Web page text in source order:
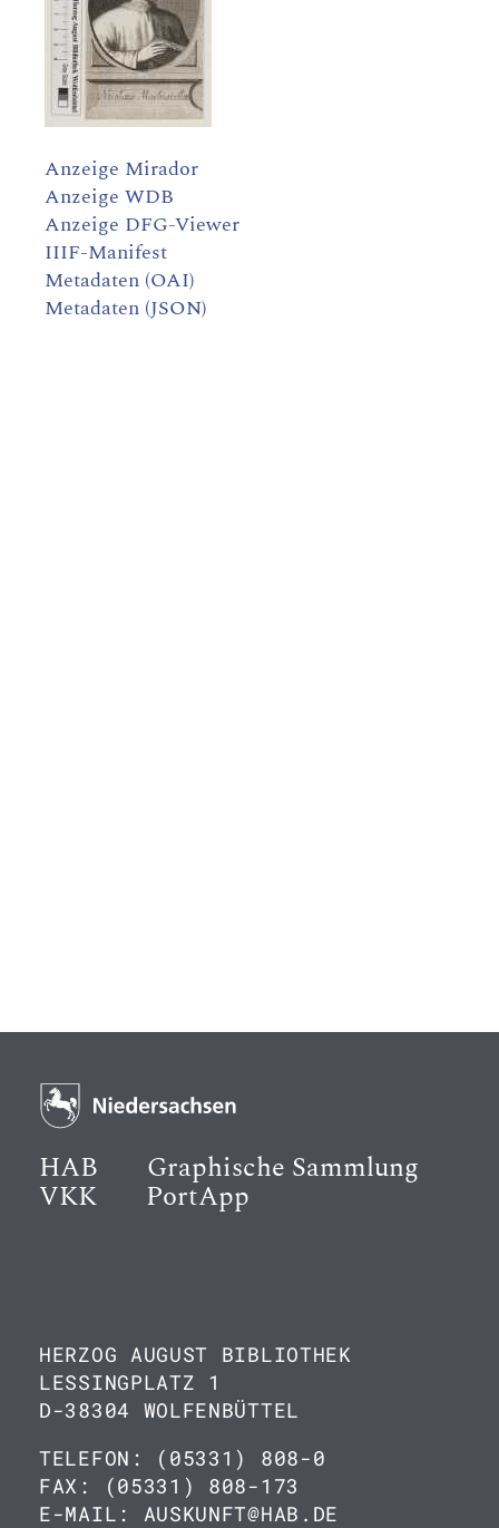
Anzeige Mirador
Anzeige WDB
Anzeige DFG-Viewer
IIIF-Manifest
Metadaten (OAI)
Metadaten (JSON)
HAB Graphische Sammlung
VKK PortApp
HERZOG AUGUST BIBLIOTHEK
LESSINGPLATZ 1
D-38304 WOLFENBÜTTEL
TELEFON: (05331) 808-0
FAX: (05331) 808-173
E-MAIL: AUSKUNFT@HAB.DE